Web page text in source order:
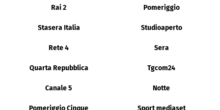
Rai 2 Pomeriggio
Stasera Italia Studioaperto
Rete 4 Sera
Quarta Repubblica Tgcom24
Canale 5 Notte
Pomeriggio Cinque Sport mediaset